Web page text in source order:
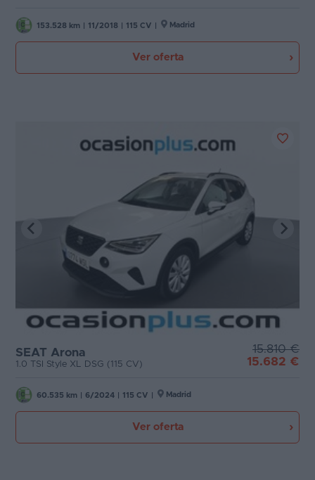
153.528 km 11/2018 115 CV Madrid
Ver oferta
SEAT Arona
1.0 TSI Style XL DSG (115 CV)
15.810 €
15.682 €
60.535 km 6/2024 115 CV Madrid
Ver oferta